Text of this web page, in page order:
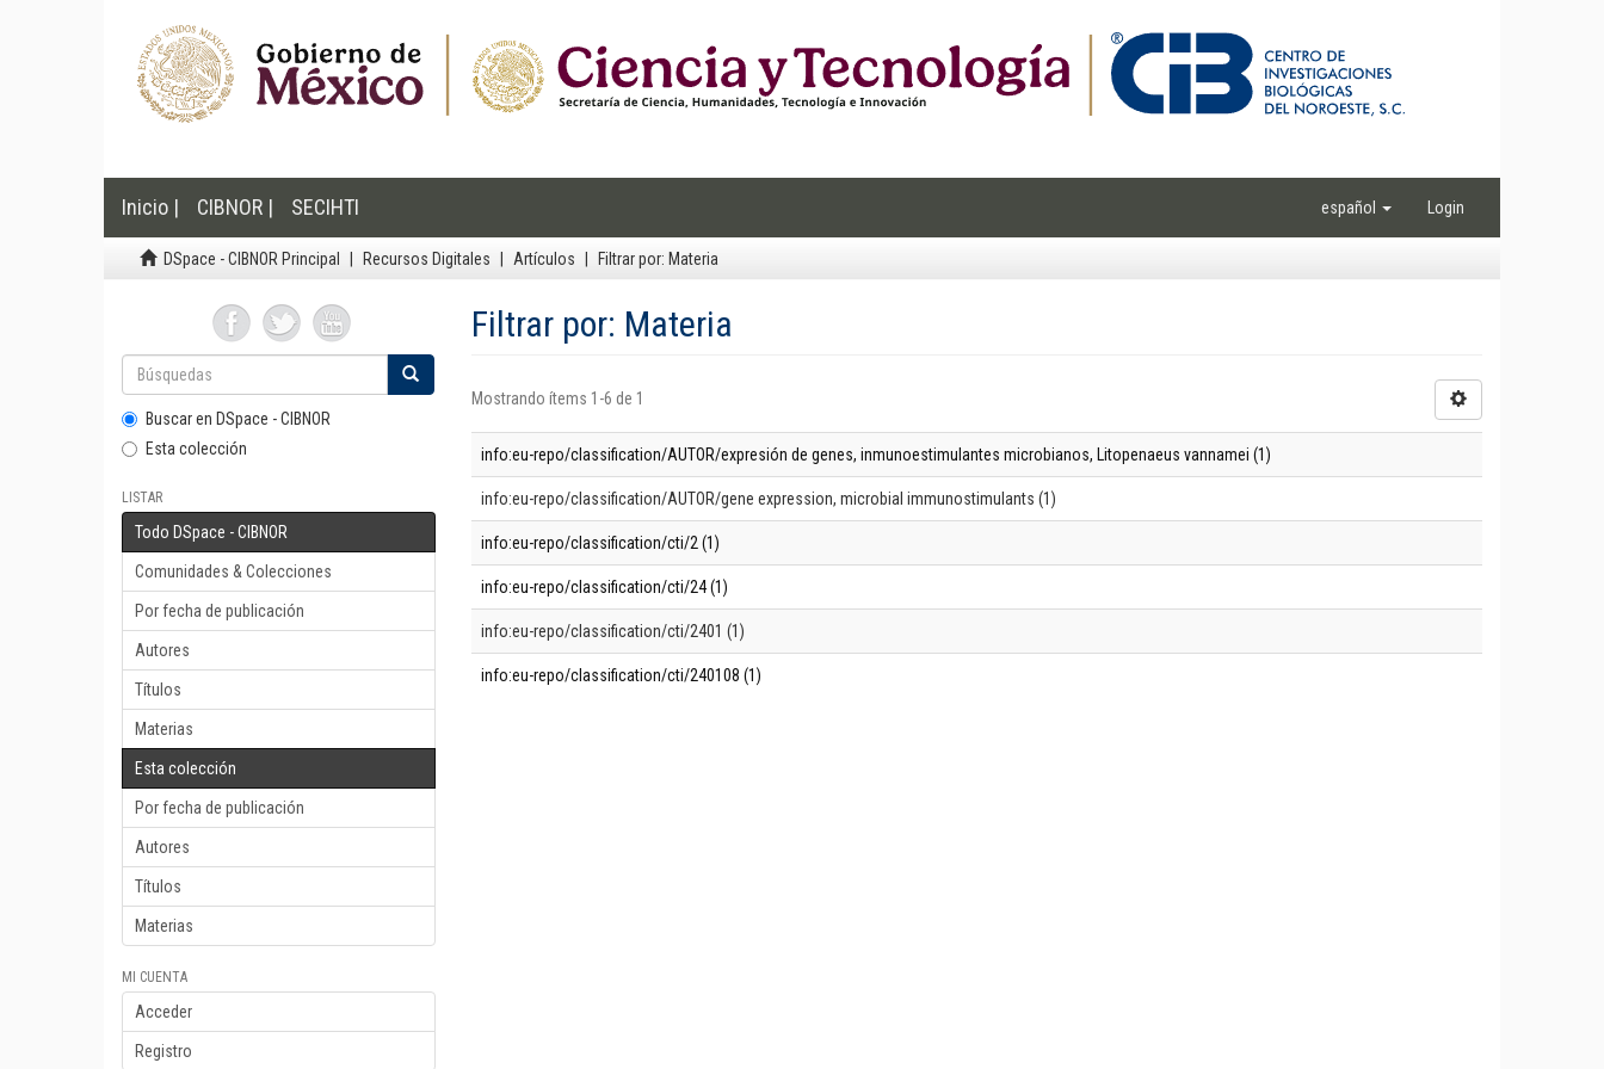
Inicio | CIBNOR | SECIHTI español Login
DSpace - CIBNOR Principal Recursos Digitales Artículos Filtrar por: Materia
Buscar en DSpace - CIBNOR
Esta colección
LISTAR
Todo DSpace - CIBNOR
Comunidades & Colecciones
Por fecha de publicación
Autores
Títulos
Materias
Esta colección
Por fecha de publicación
Autores
Títulos
Materias
MI CUENTA
Acceder
Registro
Filtrar por: Materia
Mostrando ítems 1-6 de 1
info:eu-repo/classification/AUTOR/expresión de genes, inmunoestimulantes microbianos, Litopenaeus vannamei (1)
info:eu-repo/classification/AUTOR/gene expression, microbial immunostimulants (1)
info:eu-repo/classification/cti/2 (1)
info:eu-repo/classification/cti/24 (1)
info:eu-repo/classification/cti/2401 (1)
info:eu-repo/classification/cti/240108 (1)